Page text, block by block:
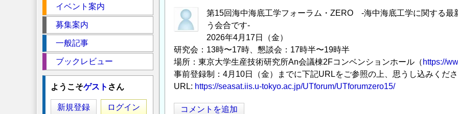
第15回海中海底工学フォーラム・ZERO -海中海底工学に関する最
う会合です-
2026年4月17日（金）
研究会：13時〜17時、懇談会：17時半〜19時半
場所：東京大学生産技術研究所An会議棟2Fコンベンションホール（ https://
事前登録制：4月10日（金）までに下記URLをご参照の上、思うし込みくだ
URL: https://seasat.iis.u-tokyo.ac.jp/UTforum/UTforumzero15/
コメントを追加
イベント案内
募集案内
一般記事
ブックレビュー
ようこそゲスト さん
新規登録 ログイン